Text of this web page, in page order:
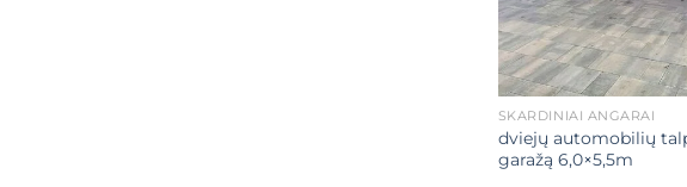
SKARDINIAI ANGARAI
dviejų automobilių
garažą 6,0×5,5m